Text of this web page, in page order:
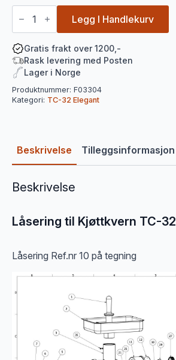
Låsering
32
antall
Legg I Handlekurv
Gratis frakt over 1200,-
Rask levering med Posten
Lager i Norge
Produktnummer: F03304
Kategori: TC-32 Elegant
Beskrivelse Tilleggsinformasjon
Beskrivelse
Låsering til Kjøttkvern TC-32
Låsering Ref.nr 10 på tegning